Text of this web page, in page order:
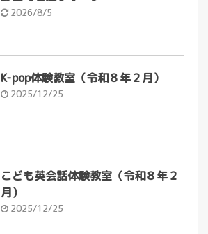
2026/8/5
K-pop体験教室（令和８年２月）
2025/12/25
こども英会話体験教室（令和８年２
月）
2025/12/25